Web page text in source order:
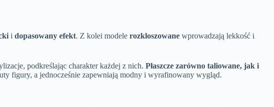
i dopasowany efekt. Z kolei modele rozkloszowane wprowadzają lekkość i
podkreślając charakter każdej z nich. Płaszcze zarówno taliowane, jak i
figury, a jednocześnie zapewniają modny i wyrafinowany wygląd.